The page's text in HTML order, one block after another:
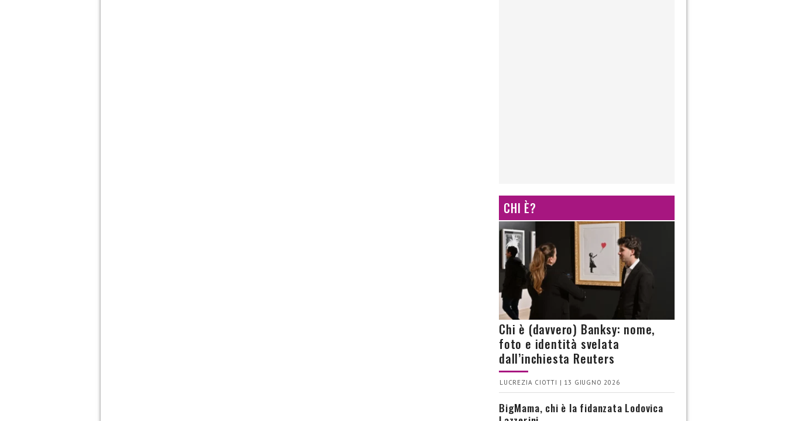
CHI È?
Chi è (davvero) Banksy: nome,
foto e identità svelata
dall’inchiesta Reuters
LUCREZIA CIOTTI | 13 GIUGNO 2026
BigMama, chi è la fidanzata Lodovica